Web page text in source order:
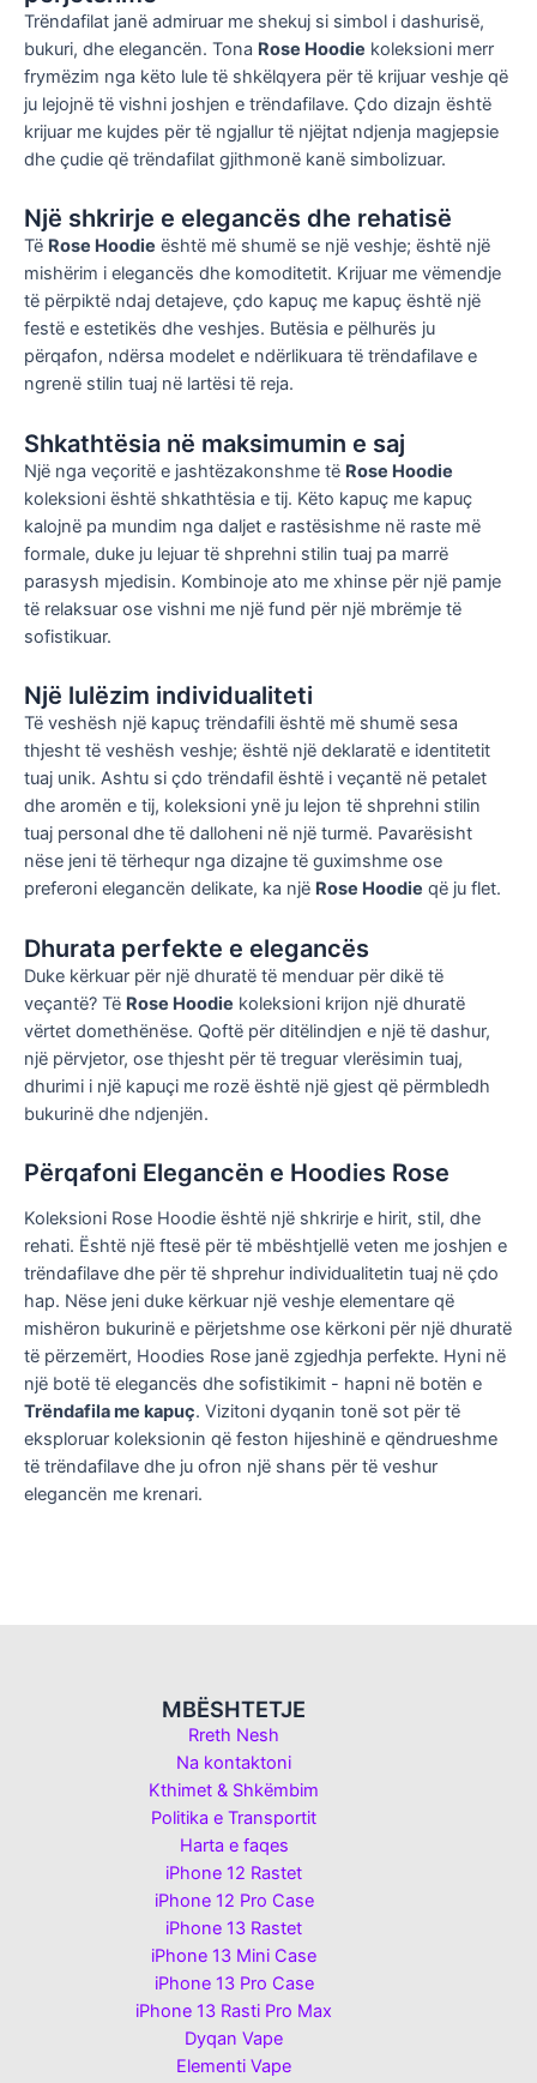
Trëndafilat janë admiruar me shekuj si simbol i dashurisë,
bukuri, dhe elegancën. Tona Rose Hoodie koleksioni merr
frymëzim nga këto lule të shkëlqyera për të krijuar veshje që
ju lejojnë të vishni joshjen e trëndafilave. Çdo dizajn është
krijuar me kujdes për të ngjallur të njëjtat ndjenja magjepsie
dhe çudie që trëndafilat gjithmonë kanë simbolizuar.
Një shkrirje e elegancës dhe rehatisë
Të Rose Hoodie është më shumë se një veshje; është një
mishërim i elegancës dhe komoditetit. Krijuar me vëmendje
të përpiktë ndaj detajeve, çdo kapuç me kapuç është një
festë e estetikës dhe veshjes. Butësia e pëlhurës ju
përqafon, ndërsa modelet e ndërlikuara të trëndafilave e
ngrenë stilin tuaj në lartësi të reja.
Shkathtësia në maksimumin e saj
Një nga veçoritë e jashtëzakonshme të Rose Hoodie
koleksioni është shkathtësia e tij. Këto kapuç me kapuç
kalojnë pa mundim nga daljet e rastësishme në raste më
formale, duke ju lejuar të shprehni stilin tuaj pa marrë
parasysh mjedisin. Kombinoje ato me xhinse për një pamje
të relaksuar ose vishni me një fund për një mbrëmje të
sofistikuar.
Një lulëzim individualiteti
Të veshësh një kapuç trëndafili është më shumë sesa
thjesht të veshësh veshje; është një deklaratë e identitetit
tuaj unik. Ashtu si çdo trëndafil është i veçantë në petalet
dhe aromën e tij, koleksioni ynë ju lejon të shprehni stilin
tuaj personal dhe të dalloheni në një turmë. Pavarësisht
nëse jeni të tërhequr nga dizajne të guximshme ose
preferoni elegancën delikate, ka një Rose Hoodie që ju flet.
Dhurata perfekte e elegancës
Duke kërkuar për një dhuratë të menduar për dikë të
veçantë? Të Rose Hoodie koleksioni krijon një dhuratë
vërtet domethënëse. Qoftë për ditëlindjen e një të dashur,
një përvjetor, ose thjesht për të treguar vlerësimin tuaj,
dhurimi i një kapuçi me rozë është një gjest që përmbledh
bukurinë dhe ndjenjën.
Përqafoni Elegancën e Hoodies Rose
Koleksioni Rose Hoodie është një shkrirje e hirit, stil, dhe
rehati. Është një ftesë për të mbështjellë veten me joshjen e
trëndafilave dhe për të shprehur individualitetin tuaj në çdo
hap. Nëse jeni duke kërkuar një veshje elementare që
mishëron bukurinë e përjetshme ose kërkoni për një dhuratë
të përzemërt, Hoodies Rose janë zgjedhja perfekte. Hyni në
një botë të elegancës dhe sofistikimit - hapni në botën e
Trëndafila me kapuç. Vizitoni dyqanin tonë sot për të
eksploruar koleksionin që feston hijeshinë e qëndrueshme
të trëndafilave dhe ju ofron një shans për të veshur
elegancën me krenari.
MBËSHTETJE
Rreth Nesh
Na kontaktoni
Kthimet & Shkëmbim
Politika e Transportit
Harta e faqes
iPhone 12 Rastet
iPhone 12 Pro Case
iPhone 13 Rastet
iPhone 13 Mini Case
iPhone 13 Pro Case
iPhone 13 Rasti Pro Max
Dyqan Vape
Elementi Vape